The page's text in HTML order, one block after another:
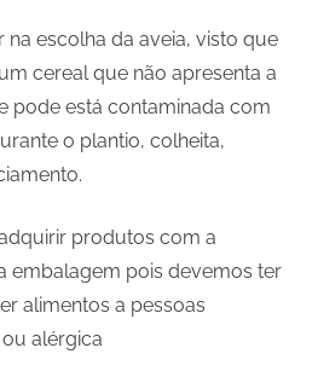
escolha da aveia, visto que
cereal que não apresenta a
pode está contaminada com
o plantio, colheita,
produtos com a
embalagem pois devemos ter
alimentos a pessoas
alérgica